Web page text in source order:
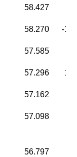
58.427
58.270 -
57.585
57.296
57.162
57.098
56.797